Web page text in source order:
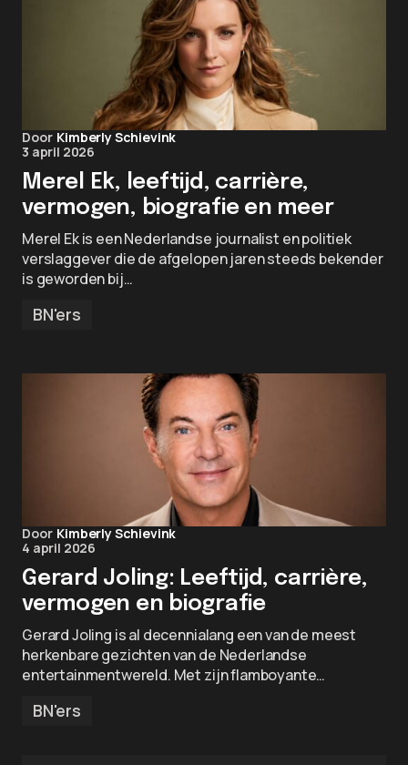
Door Kimberly Schievink
3 april 2026
Merel Ek, leeftijd, carrière,
vermogen, biografie en meer
Merel Ek is een Nederlandse journalist en politiek
verslaggever die de afgelopen jaren steeds bekender
is geworden bij…
BN'ers
Door Kimberly Schievink
4 april 2026
Gerard Joling: Leeftijd, carrière,
vermogen en biografie
Gerard Joling is al decennialang een van de meest
herkenbare gezichten van de Nederlandse
entertainmentwereld. Met zijn flamboyante…
BN'ers